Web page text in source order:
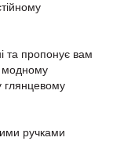
та пропонує вам
модному
глянцевому
ручками